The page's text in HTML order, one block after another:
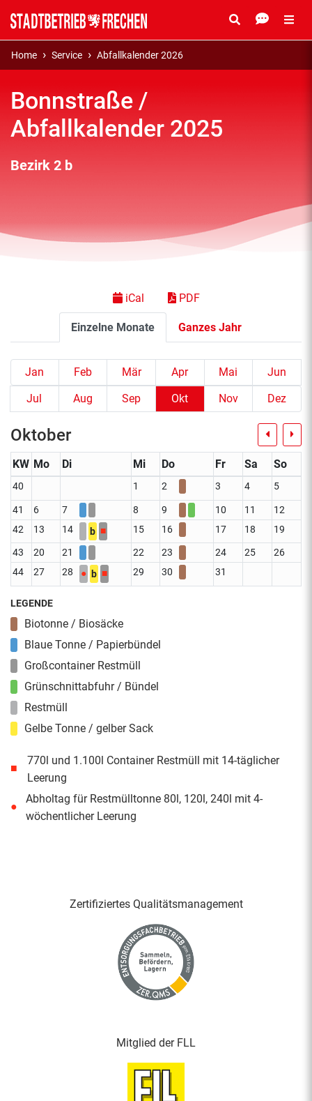
Home Service Abfallkalender 2026
Bonnstraße /
Abfallkalender 2025
Bezirk 2 b
Einzelne Monate Ganzes Jahr
iCal PDF
Jan Feb Mär Apr Mai
Jun
Jul
Aug Sep Okt Nov Dez
Oktober
KW Mo Di Mi Do Fr Sa So
40 1 2 3 4 5
41 6 7 8 9 10 11
12
42
13 14 b ■ 15 16 17 18 19
43 20 21 22 23 24 25
26
44
27 28 ● b ■ 29 30 31
LEGENDE
Biotonne / Biosäcke
Blaue Tonne / Papierbündel
Großcontainer Restmüll
Grünschnittabfuhr / Bündel
Restmüll
Gelbe Tonne / gelber Sack
■
770l und 1.100l Container Restmüll mit 14-täglicher
Leerung
●
Abholtag für Restmülltonne 80l, 120l, 240l mit 4-
wöchentlicher Leerung
Zertifiziertes Qualitäts­management
Mitglied der FLL